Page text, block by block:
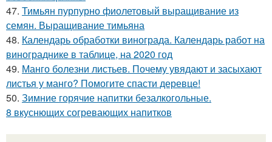
47. Тимьян пурпурно фиолетовый выращивание из
семян. Выращивание тимьяна
48. Календарь обработки винограда. Календарь работ на
винограднике в таблице, на 2020 год
49. Манго болезни листьев. Почему увядают и засыхают
листья у манго? Помогите спасти деревце!
50. Зимние горячие напитки безалкогольные.
8 вкуснющих согревающих напитков